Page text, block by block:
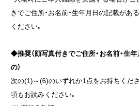
きでご住所・お名前・生年月日の記載があ
ください。
◆推奨（顔写真付きでご住所・お名前・生
の）
次の(1)～(6)のいずれか1点をお持ちくだ
項もお読みください。